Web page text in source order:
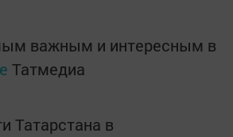
важным и интересным в
Татмедиа
Татарстана в